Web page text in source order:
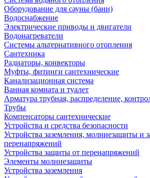
Оборудование для сауны (бани)
Водоснабжение
Электрические приводы и двигатели
Водонагреватели
Системы альтернативного отопления
Сантехника
Радиаторы, конвекторы
Муфты, фитинги сантехнические
Канализационная система
Ванная комната и туалет
Арматура трубная, распределение,
Трубы
Компенсаторы сантехнические
Устройства и средства безопасности
Устройства заземления, молниезащиты и
перенапряжений
Устройства защиты от перенапряжений
Элементы молниезащиты
Устройства заземления